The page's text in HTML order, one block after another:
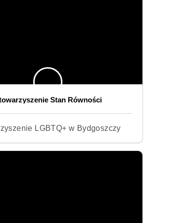
Stan Równości
LGBTQ+ w Bydgoszczy